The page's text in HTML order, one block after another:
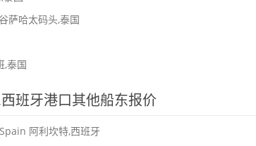
萨哈太码头,泰国
,泰国
班牙港口其他船东报价
阿利坎特,西班牙